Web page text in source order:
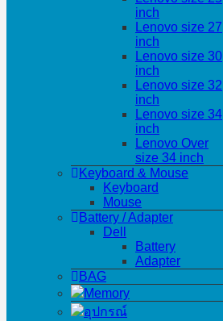
inch
Lenovo size 27
inch
Lenovo size 30
inch
Lenovo size 32
inch
Lenovo size 34
inch
Lenovo Over
size 34 inch
Keyboard & Mouse
Keyboard
Mouse
Battery / Adapter
Dell
Battery
Adapter
BAG
Memory
อุปกรณ์